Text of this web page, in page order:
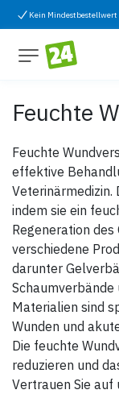
Zum Inhalt springen
Kein Mindestbestellwert
Feuchte
Feuchte
effektive
Veterinärmedizin.
indem sie ein
Regeneration
verschiedene
darunter
Schaumverbände
Materialien sind
Wunden und
Die feuchte
reduzieren und
Vertrauen Sie auf